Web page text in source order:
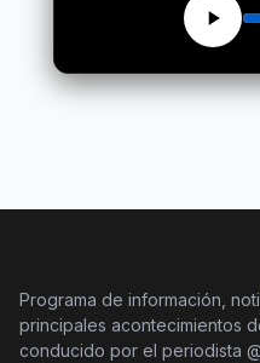
Programa de información,
principales acontecimientos
conducido por el periodista